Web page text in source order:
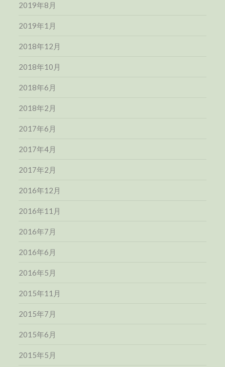
2019年8月
2019年1月
2018年12月
2018年10月
2018年6月
2018年2月
2017年6月
2017年4月
2017年2月
2016年12月
2016年11月
2016年7月
2016年6月
2016年5月
2015年11月
2015年7月
2015年6月
2015年5月